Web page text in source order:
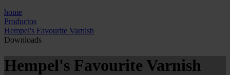
home
Productos
Hempel's Favourite Varnish
Downloads
Hempel's Favourite Varnish